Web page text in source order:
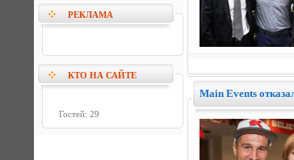
РЕКЛАМА
КТО НА САЙТЕ
Гостей: 29
Main Events